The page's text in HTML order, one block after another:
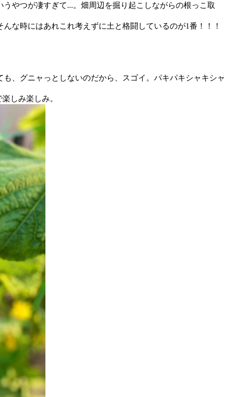
やつが凄すぎて...。畑周辺を掘り起こしながらの根っこ取
な時にはあれこれ考えずに土と格闘しているのが1番！！！
、グニャっとしないのだから、スゴイ。パキパキシャキシャ
しみ楽しみ。